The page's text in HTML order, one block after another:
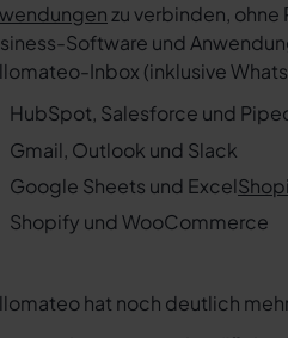
zu verbinden,
Software und
Inbox (inklusive
HubSpot, Salesforce und
Gmail, Outlook und Slack
Google Sheets und Excel
Shopify und WooCommerce
hat noch deutlich